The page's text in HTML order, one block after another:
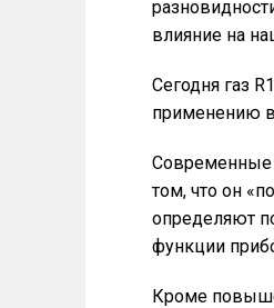
влияние на
Сегодня газ
применению
Современные
том, что он
определяют
функции
Кроме